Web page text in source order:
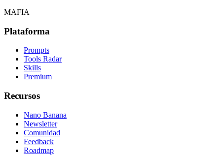
MAFIA
Plataforma
Prompts
Tools Radar
Skills
Premium
Recursos
Nano Banana
Newsletter
Comunidad
Feedback
Roadmap